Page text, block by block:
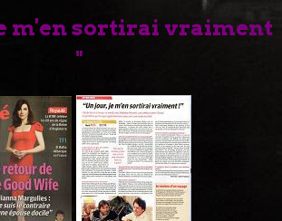
m'en sortirai vraiment
"